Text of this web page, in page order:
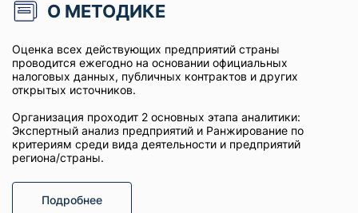
О МЕТОДИКЕ
Оценка всех действующих предприятий страны
проводится ежегодно на основании официальных
налоговых данных, публичных контрактов и других
открытых источников.
Организация проходит 2 основных этапа аналитики:
Экспертный анализ предприятий и Ранжирование по
критериям среди вида деятельности и предприятий
региона/страны.
Подробнее